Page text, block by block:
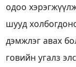
одоо
шууд
дэмжлэг авах
говийн угалз